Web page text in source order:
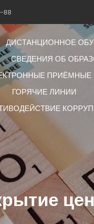
88
ДИСТАНЦИОННОЕ
СВЕДЕНИЯ ОБ
ПРИЁМНЫЕ
ГОРЯЧИЕ ЛИНИИ